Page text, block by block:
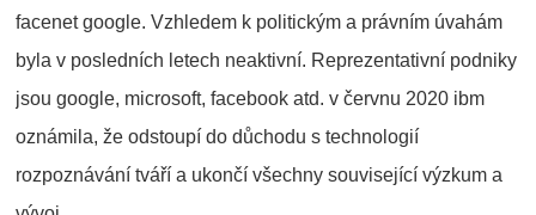
facenet google. Vzhledem k politickým a právním úvahám
byla v posledních letech neaktivní. Reprezentativní podniky
jsou google, microsoft, facebook atd. v červnu 2020 ibm
oznámila, že odstoupí do důchodu s technologií
rozpoznávání tváří a ukončí všechny související výzkum a